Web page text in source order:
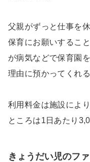
父親がずっと仕事を
保育にお願いするこ
が病気などで保育園
理由に預かってくれる
利用料金は施設によ
ところは1日あたり
きょうだい児のフ